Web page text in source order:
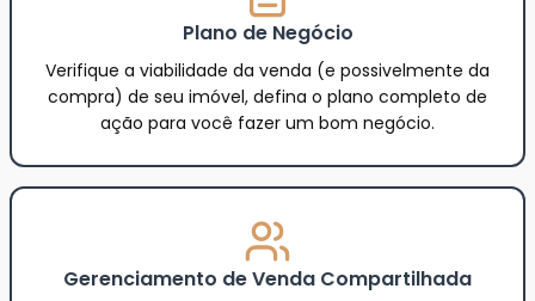
Plano de Negócio
Verifique a viabilidade da venda (e possivelmente da
compra) de seu imóvel, defina o plano completo de
ação para você fazer um bom negócio.
Gerenciamento de Venda Compartilhada